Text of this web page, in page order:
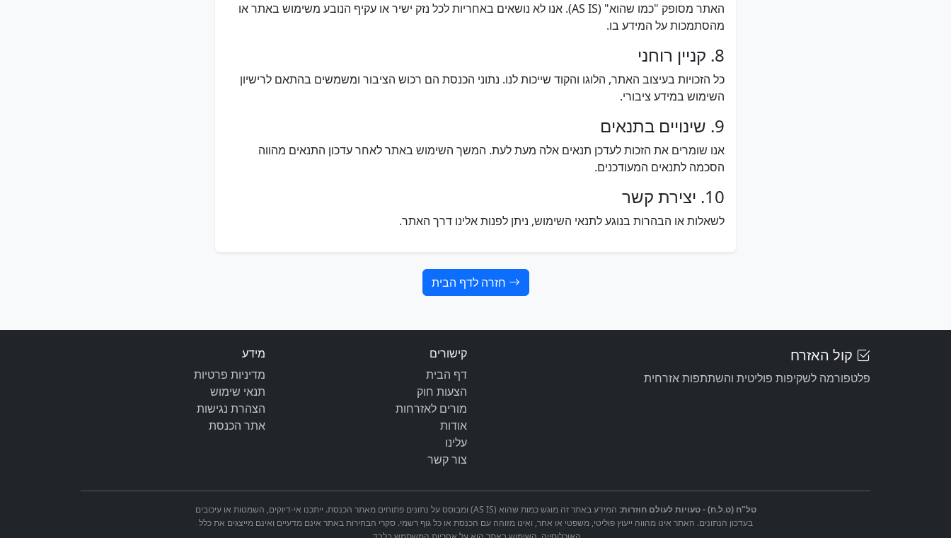
האתר מסופק "כמו שהוא" (AS IS). אנו לא נושאים באחריות לכל נזק ישיר או עקיף הנובע משימוש באתר או
מהסתמכות על המידע בו.
8. קניין רוחני
כל הזכויות בעיצוב האתר, הלוגו והקוד שייכות לנו. נתוני הכנסת הם רכוש הציבור ומשמשים בהתאם לרישיון
השימוש במידע ציבורי.
9. שינויים בתנאים
אנו שומרים את הזכות לעדכן תנאים אלה מעת לעת. המשך השימוש באתר לאחר עדכון התנאים מהווה
הסכמה לתנאים המעודכנים.
10. יצירת קשר
לשאלות או הבהרות בנוגע לתנאי השימוש, ניתן לפנות אלינו דרך האתר.
חזרה לדף הבית
קול האזרח
פלטפורמה לשקיפות פוליטית והשתתפות אזרחית
קישורים
דף הבית
הצעות חוק
מורים לאזרחות
אודות
עלינו
צור קשר
מידע
מדיניות פרטיות
תנאי שימוש
הצהרת נגישות
אתר הכנסת
טל"ח (ט.ל.ח) - טעויות לעולם חוזרות:
המידע באתר זה מוגש כמות שהוא (AS IS) ומבוסס על נתונים פתוחים מאתר הכנסת. ייתכנו אי-דיוקים, השמטות או עיכובים
בעדכון הנתונים. האתר אינו מהווה ייעוץ פוליטי, משפטי או אחר, ואינו מזוהה עם הכנסת או כל גוף רשמי. סקרי הבחירות באתר אינם מדעיים ואינם מייצגים את כלל